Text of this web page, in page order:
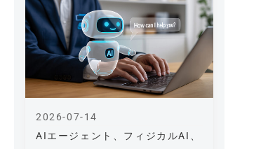
AIエージェント、フィジカルAI、
2026-07-14